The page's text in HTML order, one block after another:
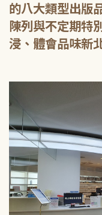
的八大類型出版
陳列與不定期特
浸、體會品味新